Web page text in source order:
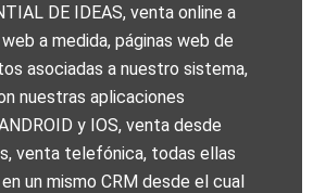
DE IDEAS, venta online a
a medida, páginas web de
asociadas a nuestro sistema,
nuestras aplicaciones
y IOS, venta desde
venta telefónica, todas ellas
un mismo CRM desde el cual